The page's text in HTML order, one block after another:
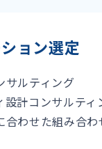
ョン選定
サルティング
設計コンサルティ
合わせた組み合わ